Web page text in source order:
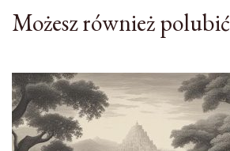
Możesz również polubić